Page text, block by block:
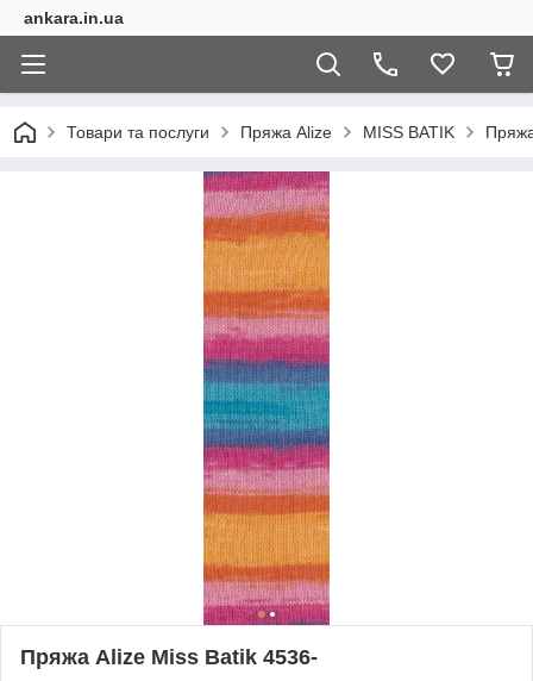
ankara.in.ua
Товари та послуги Пряжа Alize MISS BATIK
Пряжа Alize Miss Batik 4536-